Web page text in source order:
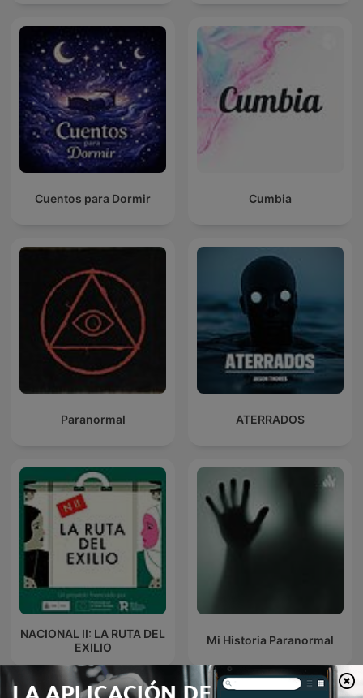
Cuentos para Dormir Cumbia
Paranormal ATERRADOS
NACIONAL II: LA RUTA DEL
EXILIO
Mi Historia Paranormal